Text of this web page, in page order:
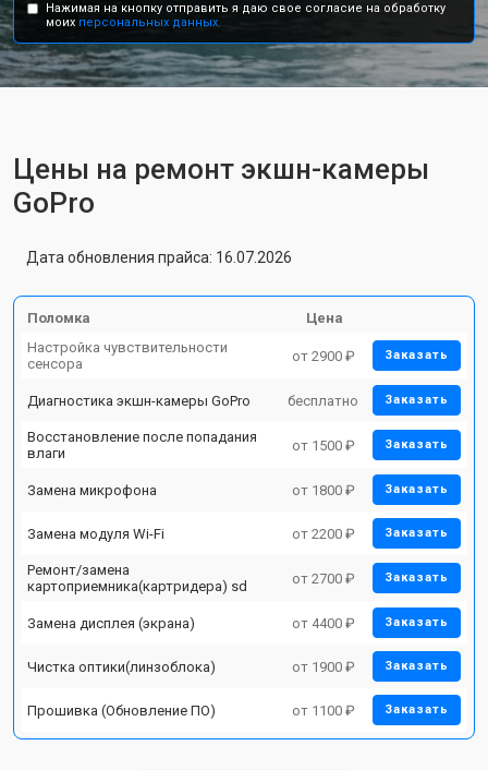
Нажимая на кнопку отправить я даю свое согласие на обработку
моих персональных данных.
Цены на ремонт экшн-камеры
GoPro
Дата обновления прайса: 16.07.2026
Поломка
Цена
Настройка чувствительности
сенсора
от 2900 ₽ Заказать
Диагностика экшн-камеры GoPro бесплатно Заказать
Восстановление после попадания
влаги
от 1500 ₽ Заказать
Замена микрофона от 1800 ₽ Заказать
Замена модуля Wi-Fi от 2200 ₽ Заказать
Ремонт/замена
картоприемника(картридера) sd
от 2700 ₽ Заказать
Замена дисплея (экрана) от 4400 ₽ Заказать
Чистка оптики(линзоблока) от 1900 ₽ Заказать
Прошивка (Обновление ПО) от 1100 ₽ Заказать